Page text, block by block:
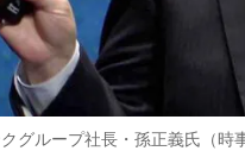
グループ社長・孫正義氏（時